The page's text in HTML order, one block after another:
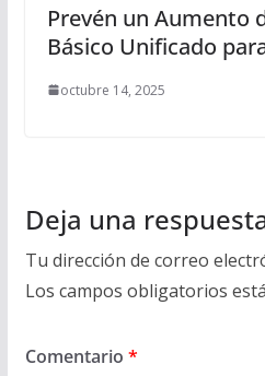
Prevén un Aumento
Básico Unificado
octubre 14, 2025
Deja una
Tu dirección de correo
Los campos obligatorios
Comentario *